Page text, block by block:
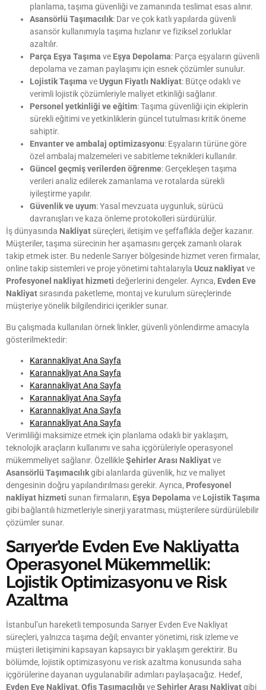
planlama, taşıma güvenliği ve zamanında teslimat esas alınır.
Asansörlü Taşımacılık: Dar ve çok katlı yapılarda güvenli
asansör kullanımıyla taşıma hızlanır ve fiziksel zorluklar
azaltılır.
Parça Eşya Taşıma ve Eşya Depolama: Parça eşyaların güvenli
depolama ve zaman paylaşımı için esnek çözümler sunulur.
Lojistik Taşıma veUygun Fiyatlı Nakliyat: Bütçe odaklı ve
verimli lojistik çözümleriyle maliyet etkinliği sağlanır.
Personel yetkinliği ve eğitim: Taşıma güvenliği için ekiplerin
sürekli eğitimi ve yetkinliklerin güncel tutulması kritik öneme
sahiptir.
Envanter ve ambalaj optimizasyonu: Eşyaların türüne göre
özel ambalaj malzemeleri ve sabitleme teknikleri kullanılır.
Güncel geçmiş verilerden öğrenme: Gerçekleşen taşıma
verileri analiz edilerek zamanlama ve rotalarda sürekli
iyileştirme yapılır.
Güvenlik ve uyum: Yasal mevzuata uygunluk, sürücü
davranışları ve kaza önleme protokolleri sürdürülür.
İş dünyasında Nakliyat süreçleri, iletişim ve şeffaflıkla değer kazanır.
Müşteriler, taşıma sürecinin her aşamasını gerçek zamanlı olarak
takip etmek ister. Bu nedenle Sarıyer bölgesinde hizmet veren firmalar,
online takip sistemleri ve proje yönetimi tahtalarıyla Ucuz nakliyatve
Profesyonel nakliyat hizmeti değerlerini dengeler. Ayrıca, Evden Eve
Nakliyat sırasında paketleme, montaj ve kurulum süreçlerinde
müşteriye yönelik bilgilendirici içerikler sunar.
Bu çalışmada kullanılan örnek linkler, güvenli yönlendirme amacıyla
gösterilmektedir:
Karannakliyat Ana Sayfa
Karannakliyat Ana Sayfa
Karannakliyat Ana Sayfa
Karannakliyat Ana Sayfa
Karannakliyat Ana Sayfa
Karannakliyat Ana Sayfa
Verimliliği maksimize etmek için planlama odaklı bir yaklaşım,
teknolojik araçların kullanımı ve saha içgörüleriyle operasyonel
mükemmeliyet sağlanır. ÖzellikleŞehirler Arası Nakliyatve
Asansörlü Taşımacılıkgibi alanlarda güvenlik, hız ve maliyet
dengesinin doğru yapılandırılması gerekir. Ayrıca, Profesyonel
nakliyat hizmeti sunan firmaların, Eşya Depolama ve Lojistik Taşıma
gibi bağlantılı hizmetleriyle sinerji yaratması, müşterilere sürdürülebilir
çözümler sunar.
Sarıyer’de Evden Eve Nakliyatta
Operasyonel Mükemmellik:
Lojistik Optimizasyonu ve Risk
Azaltma
İstanbul’un hareketli temposunda Sarıyer Evden Eve Nakliyat
süreçleri, yalnızca taşıma değil; envanter yönetimi, risk izleme ve
müşteri iletişimini kapsayan kapsayıcı bir yaklaşım gerektirir. Bu
bölümde, lojistik optimizasyonu ve risk azaltma konusunda saha
içgörülerine dayanan uygulanabilir adımları paylaşacağız. Hedef,
Evden Eve Nakliyat, Ofis Taşımacılığı veŞehirler Arası Nakliyatgibi